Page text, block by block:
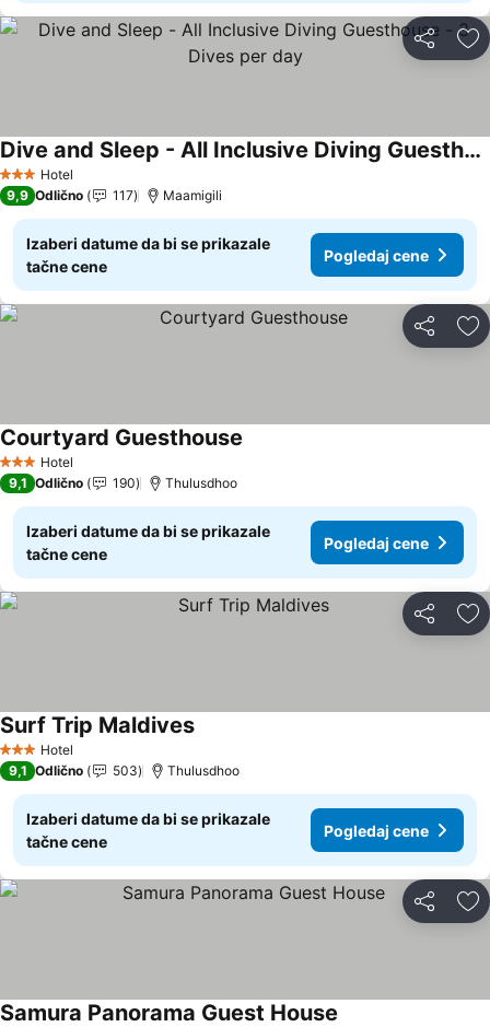
Deli
3 Zvezdice
Hotel
Dive and Sleep - All Inclusive Diving Guesthouse - 3 Dives per day
9,9 Odlično 117 Maamigili
Izaberi datume da bi se prikazale
tačne cene
Pogledaj cene
Deli
3 Zvezdice
Hotel
Courtyard Guesthouse
9,1 Odlično 190 Thulusdhoo
Izaberi datume da bi se prikazale
tačne cene
Pogledaj cene
Deli
3 Zvezdice
Hotel
Surf Trip Maldives
9,1 Odlično 503 Thulusdhoo
Izaberi datume da bi se prikazale
tačne cene
Pogledaj cene
Deli
Samura Panorama Guest House